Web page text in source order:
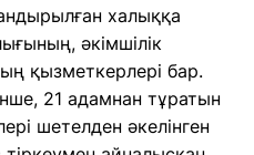
халыққа
әкімшілік
қызметкерлері бар.
21 адамнан тұратын
шетелден әкелінген